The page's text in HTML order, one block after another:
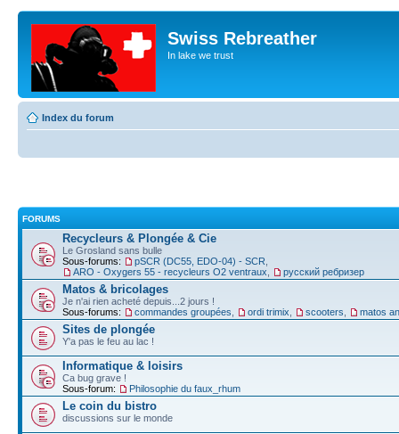
Swiss Rebreather
In lake we trust
Index du forum
FORUMS
Recycleurs & Plongée & Cie
Le Grosland sans bulle
Sous-forums:
pSCR (DC55, EDO-04) - SCR
ARO - Oxygers 55 - recycleurs O2 ventraux
русский ребризер
Matos & bricolages
Je n'ai rien acheté depuis...2 jours !
Sous-forums:
commandes groupées ordi trimix scooters matos
Sites de plongée
Y'a pas le feu au lac !
Informatique & loisirs
Ca bug grave !
Sous-forum:
Philosophie du faux_rhum
Le coin du bistro
discussions sur le monde